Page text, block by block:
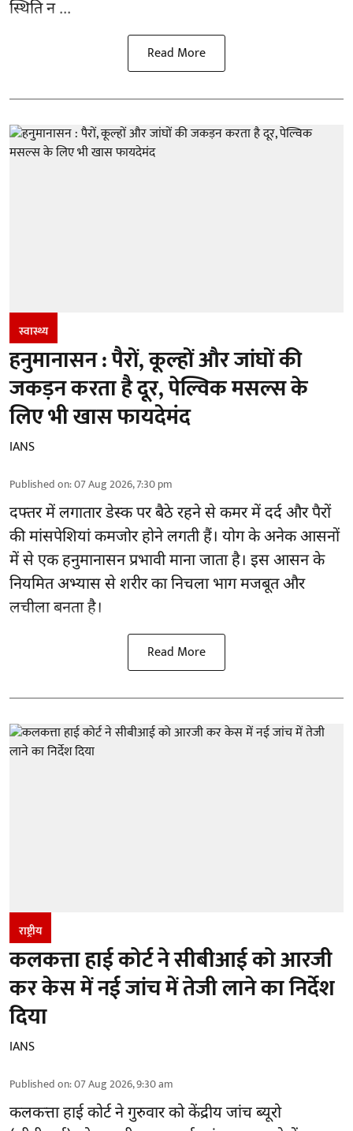
स्थिति न ...
Read More
स्वास्थ्य
हनुमानासन : पैरों, कूल्हों और जांघों की
जकड़न करता है दूर, पेल्विक मसल्स के
लिए भी खास फायदेमंद
IANS
Published on:07 Aug 2026, 7:30 pm
दफ्तर में लगातार डेस्क पर बैठे रहने सेकमर में दर्दऔर पैरों
की मांसपेशियां कमजोर होने लगती हैं। योग के अनेक आसनों
में से एक हनुमानासन प्रभावी माना जाता है। इस आसन के
नियमित अभ्यास से शरीर का निचला भाग मजबूत और
लचीला बनता है।
Read More
राष्ट्रीय
कलकत्ता हाई कोर्ट ने सीबीआई को आरजी
कर केस में नई जांच में तेजी लाने का निर्देश
दिया
IANS
Published on:07 Aug 2026, 9:30 am
कलकत्ता हाई कोर्ट ने गुरुवार को केंद्रीय जांच ब्यूरो